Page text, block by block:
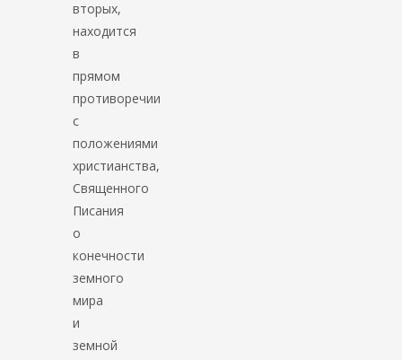
вторых,
находится
в
прямом
противоречии
с
положениями
христианства,
Священного
Писания
о
конечности
земного
мира
и
земной